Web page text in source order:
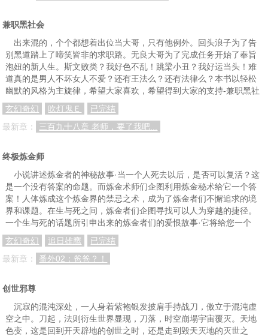
兼职黑社会
出来混的，个个都想着出位当大哥，只有他例外。回头浪子为了告
别黑道踏上了啼笑皆非的求职路。无良大哥为了完成任务开始了奉旨
泡妞的新人生。斯文败类？我好色不乱！跳梁小丑？我好运当头！难
道真的是男人不坏女人不爱？还有王法么？还有法律么？本书以轻松
幽默的风格为主旋律，希望大家喜欢，希望得到大家的支持-兼职黑社
玄幻奇幻
吹灯鬼Ｅ
已完结
最新章：
三百九十八章 老师，要了我吧...
终极炼金师
小说讲述炼金者的神秘故事·当一个人死去以后，是否可以复活？这
是一个没有答案的命题。而炼金术师们企图利用炼金秘术给它一个答
案！人体炼成这个炼金界的禁忌之术，成为了炼金者们不懈追求的境
界和课题。在生与死之间，炼金者们企图寻找可以人为穿越的捷径。
一个生与死的话题所引申出来的炼金者们的爱恨故事·它将给您一个
玄幻奇幻
追日雄鹰
已完结
最新章：
番外02：爸爸？！
创世邪尊
沉寂的混沌深处，一人身着紫袍银发披肩手持战刀，傲立于混沌虚
空之中。刀起，法则衍生世界显现，刀落，时空崩塌宇宙覆灭。天地
色变，这是回到开天辟地的创世之时，还是走到毁天灭地的灭世之